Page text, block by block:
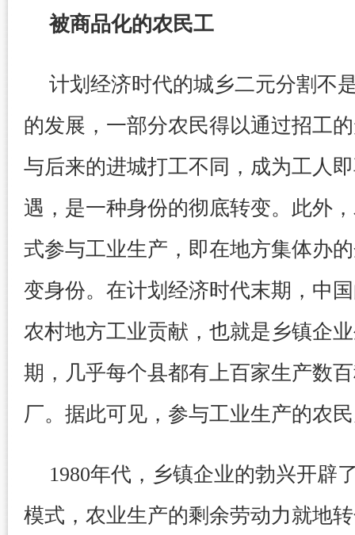
被商品化的农民工
计划经济时代的城乡二元分割不
的发展，一部分农民得以通过招工
与后来的进城打工不同，成为工人
遇，是一种身份的彻底转变。此外
式参与工业生产，即在地方集体办
变身份。在计划经济时代末期，中
农村地方工业贡献，也就是乡镇企
期，几乎每个县都有上百家生产数
厂。据此可见，参与工业生产的农
1980年代，乡镇企业的勃兴开辟
模式，农业生产的剩余劳动力就地